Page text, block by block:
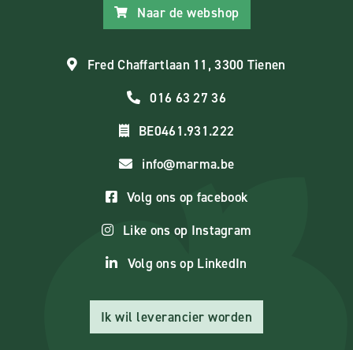
Naar de webshop
Fred Chaffartlaan 11, 3300 Tienen
016 63 27 36
BE0461.931.222
info@marma.be
Volg ons op facebook
Like ons op Instagram
Volg ons op LinkedIn
Ik wil leverancier worden